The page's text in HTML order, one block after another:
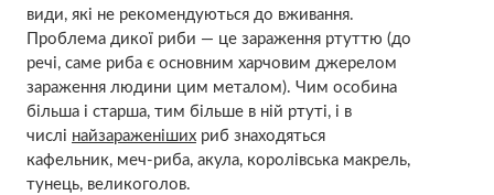
види, які не рекомендуються до вживання.
Проблема дикої риби — це зараження ртуттю (до
речі, саме риба є основним харчовим джерелом
зараження людини цим металом). Чим особина
більша і старша, тим більше в ній ртуті, і в
числі найзараженішихриб знаходяться
кафельник, меч-риба, акула, королівська макрель,
тунець, великоголов.